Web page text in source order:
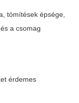
tömítések épsége,
a csomag
érdemes